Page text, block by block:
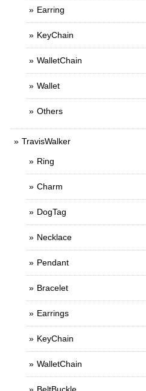
Earring
KeyChain
WalletChain
Wallet
Others
TravisWalker
Ring
Charm
DogTag
Necklace
Pendant
Bracelet
Earrings
KeyChain
WalletChain